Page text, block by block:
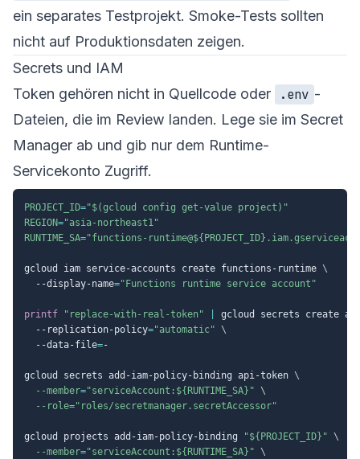
ein separates Testprojekt. Smoke-Tests sollten
nicht auf Produktionsdaten zeigen.
Secrets und IAM
Token gehören nicht in Quellcode oder
.env -
Dateien, die im Review landen. Lege sie im Secret
Manager ab und gib nur dem Runtime-
Servicekonto Zugriff.
PROJECT_ID="$(gcloud config get-value project ) "
REGION="asia-northeast1"
RUNTIME_SA="functions-runtime@${PROJECT_ID}
gcloud iam service-accounts create functions-runtime \
  --display-name
="Functions runtime service account"
printf "replace-with-real-token"
gcloud secrets create
  --replication-policy
="automatic" \
  --data-file
=-
gcloud secrets add-iam-policy-binding api-token \
--member="serviceAccount: ${RUNTIME_SA} " \
--role="roles/secretmanager.secretAccessor"
gcloud projects add-iam-policy-binding "${PROJECT_ID} " \
--member="serviceAccount: ${RUNTIME_SA} " \